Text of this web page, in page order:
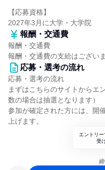
【応募資格】
2027年3月に大学・大学院
報酬・交通費
報酬・交通費
報酬・交通費の支給はございま
応募・選考の流れ
応募・選考の流れ
まずはこちらのサイトからエ
数の場合は抽選となります）
参加が確定された方には、開
上げます。
エントリ
受